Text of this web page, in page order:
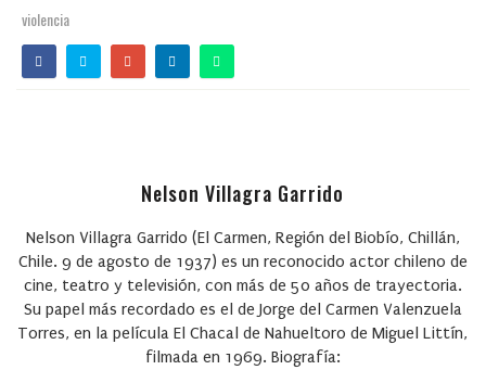
violencia
Nelson Villagra Garrido
Nelson Villagra Garrido (El Carmen, Región del Biobío, Chillán,
Chile. 9 de agosto de 1937) es un reconocido actor chileno de
cine, teatro y televisión, con más de 50 años de trayectoria.
Su papel más recordado es el de Jorge del Carmen Valenzuela
Torres, en la película El Chacal de Nahueltoro de Miguel Littín,
filmada en 1969. Biografía: